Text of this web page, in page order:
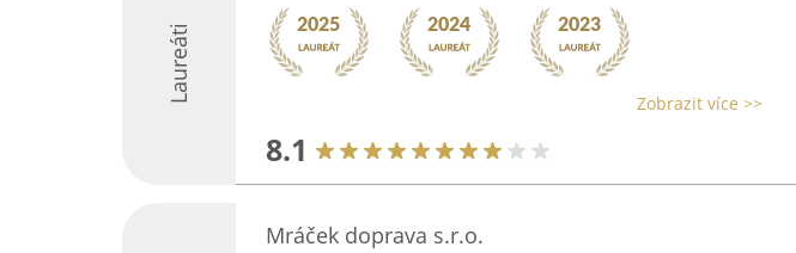
Laureáti Zobrazit více >>
8.1
Mráček doprava s.r.o.